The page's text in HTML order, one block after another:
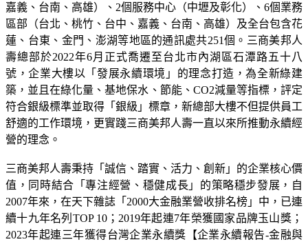
嘉義、台南、高雄）、2個服務中心（中壢及彰化）、6個業務
區部（台北、桃竹、台中、嘉義、台南、高雄）及全台包含花
蓮、台東、金門、澎湖等地區的通訊處共251個。三商美邦人
壽總部於2022年6月正式喬遷至台北市內湖區石潭路五十八
號，企業大樓以「發展永續環境」的理念打造，為全新綠建
築，並且在綠化量、基地保水、節能、CO2減量等指標，評定
符合銀級標準並取得「銀級」標章，新總部大樓不但提供員工
舒適的工作環境，更實踐三商美邦人壽一直以來所推動永續經
營的理念。
三商美邦人壽秉持「誠信、踏實、活力、創新」的企業核心價
值，同時結合「專注經營、穩健成長」的策略穩步發展，自
2007年來，在天下雜誌「2000大金融業營收排名榜」中，已連
續十九年名列TOP 10；2019年起連7年榮獲國家品牌玉山獎；
2023年起連三年獲得台灣企業永續獎【企業永續報告-金融與